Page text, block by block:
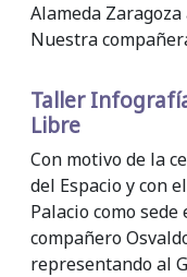
Alameda
Nuestra
Taller
Libre
Con motivo de la
del Espacio y con
Palacio como
compañero
representando al